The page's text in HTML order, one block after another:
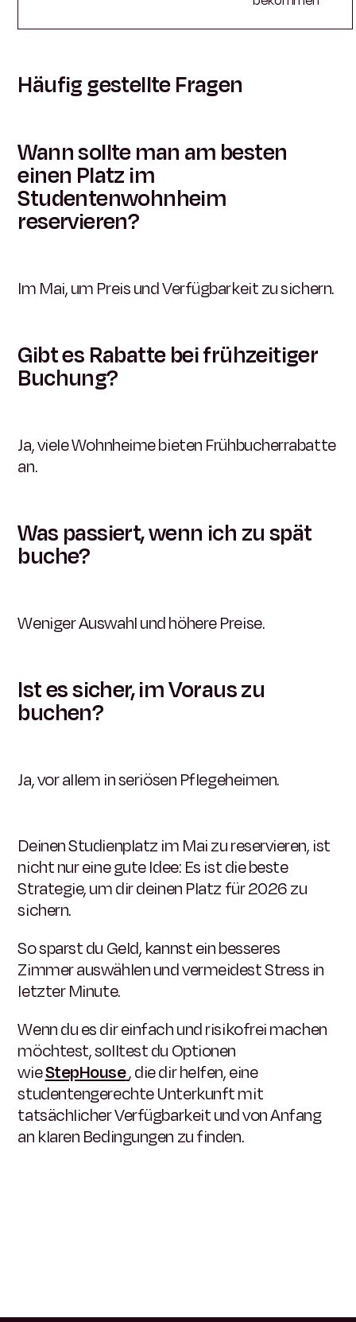
Häufig gestellte Fragen
Wann sollte man am besten
einen Platz im
Studentenwohnheim
reservieren?
Im Mai, um Preis und Verfügbarkeit zu sichern.
Gibt es Rabatte bei frühzeitiger
Buchung?
Ja, viele Wohnheime bieten Frühbucherrabatte
an.
Was passiert, wenn ich zu spät
buche?
Weniger Auswahl und höhere Preise.
Ist es sicher, im Voraus zu
buchen?
Ja, vor allem in seriösen Pflegeheimen.
Deinen Studienplatz im Mai zu reservieren, ist
nicht nur eine gute Idee: Es ist die beste
Strategie, um dir deinen Platz für 2026 zu
sichern.
So sparst du Geld, kannst ein besseres
Zimmer auswählen und vermeidest Stress in
letzter Minute.
Wenn du es dir einfach und risikofrei machen
möchtest, solltest du Optionen
wieStepHouse, die dir helfen, eine
studentengerechte Unterkunft mit
tatsächlicher Verfügbarkeit und von Anfang
an klaren Bedingungen zu finden.